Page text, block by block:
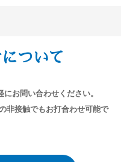
ついて
お問い合わせください。
非接触でもお打合わせ可能で